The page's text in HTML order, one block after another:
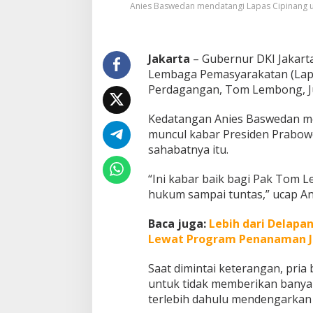
a
d
a
n
:
a
b
a
B
a
i
B
a
K
e
l
Anies Baswedan mendatangi Lapas
Jakarta – Gubernur DKI
Lembaga Pemasyarakatan
Perdagangan, Tom Lembong,
Kedatangan Anies Baswedan
muncul kabar Presiden
sahabatnya itu.
“Ini kabar baik bagi Pak Tom
hukum sampai tuntas,” ucap
Baca juga: Lebih dari
Lewat Program Penanaman
Saat dimintai keterangan, pria
untuk tidak memberikan
terlebih dahulu